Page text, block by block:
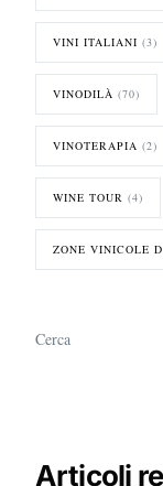
VINI ITALIANI (3)
VINODILÀ (70)
VINOTERAPIA (2)
WINE TOUR (4)
ZONE VINICOLE
Cerca
Articoli